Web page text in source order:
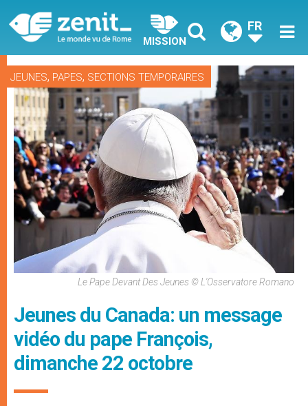
MISSION
FR
JEUNES, PAPES, SECTIONS TEMPORAIRES
Le Pape Devant Des Jeunes © L'Osservatore Romano
Jeunes du Canada: un message
vidéo du pape François,
dimanche 22 octobre